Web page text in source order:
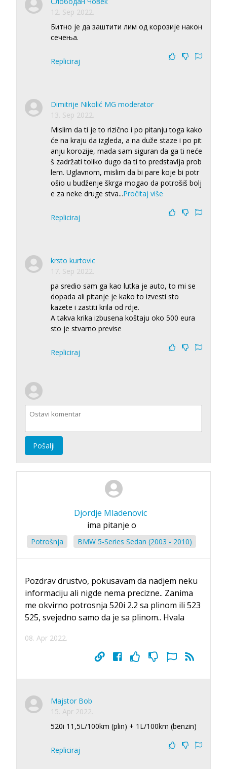
12. Sep 2022.
Битно је да заштити лим од корозије након
сечења.
Repliciraj
Dimitrije Nikolić MG moderator
13. Sep 2022.
Mislim da ti je to rizično i po pitanju toga kako
će na kraju da izgleda, a na duže staze i po pit
anju korozije, mada sam siguran da ga ti neće
š zadržati toliko dugo da ti to predstavlja prob
lem. Uglavnom, mislim da bi pare koje bi potr
ošio u budženje škrga mogao da potrošiš bolj
e za neke druge stva...Pročitaj više
Repliciraj
krsto kurtovic
17. Sep 2022.
pa sredio sam ga kao lutka je auto, to mi se
dopada ali pitanje je kako to izvesti sto
kazete i zastiti krila od rdje.
A takva krika izbusena koštaju oko 500 eura
sto je stvarno previse
Repliciraj
Pošalji
Djordje Mladenovic
ima pitanje o
Potrošnja BMW 5-Series Sedan (2003 - 2010)
Pozdrav drustvo, pokusavam da nadjem neku
informaciju ali nigde nema precizne.. Zanima
me okvirno potrosnja 520i 2.2 sa plinom ili 523
525, svejedno samo da je sa plinom.. Hvala
08. Apr 2022.
Majstor Bob
15. Apr 2022.
520i 11,5L/100km (plin) + 1L/100km (benzin)
Repliciraj